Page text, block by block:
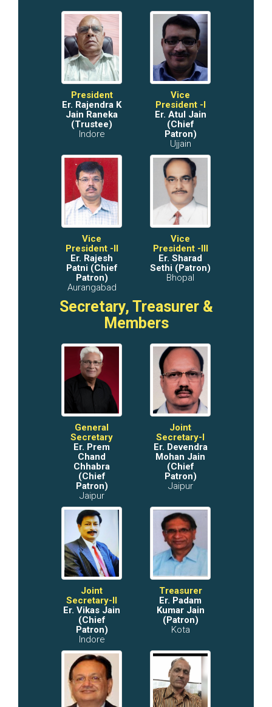
President
Er. Rajendra K
Jain Raneka
(Trustee)
Indore
Vice
President -I
Er. Atul Jain
(Chief
Patron)
Ujjain
Vice
President -II
Er. Rajesh
Patni (Chief
Patron)
Aurangabad
Vice
President -III
Er. Sharad
Sethi (Patron)
Bhopal
Secretary, Treasurer &
Members
General
Secretary
Er. Prem
Chand
Chhabra
(Chief
Patron)
Jaipur
Joint
Secretary-I
Er. Devendra
Mohan Jain
(Chief
Patron)
Jaipur
Joint
Secretary-II
Er. Vikas Jain
(Chief
Patron)
Indore
Treasurer
Er. Padam
Kumar Jain
(Patron)
Kota